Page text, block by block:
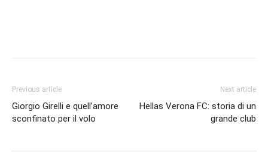
Previous article
Giorgio Girelli e quell’amore
sconfinato per il volo
Next article
Hellas Verona FC: storia di un
grande club